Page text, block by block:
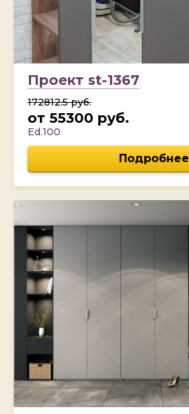
Проект st-1367
172812.5 руб.
от 55300 руб.
Ed.100
Подробнее